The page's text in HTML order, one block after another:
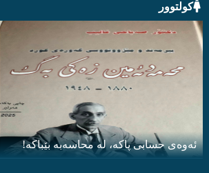
کولتوور
ئەوەی حسابی پاکە، لە محاسەبە بێباکە!